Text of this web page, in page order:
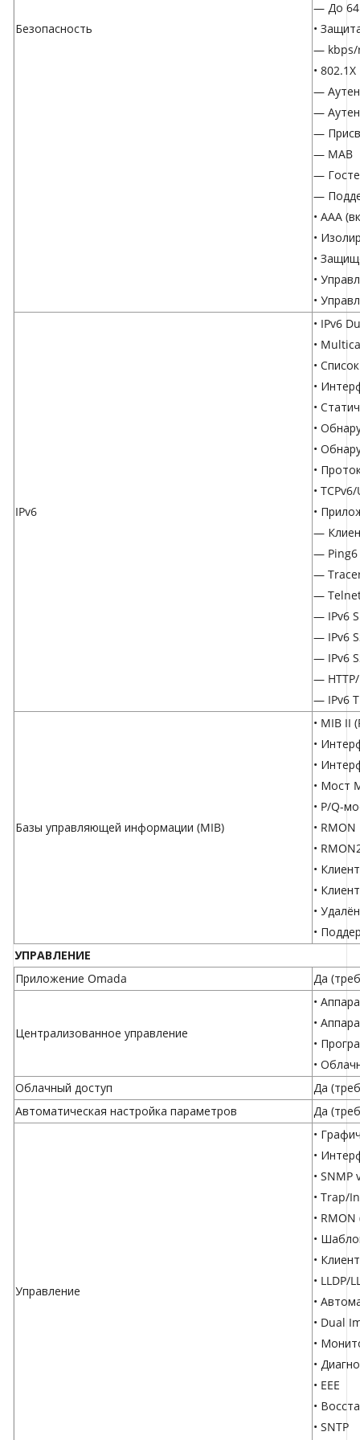
Безопасность
— До 64
•
— kbps/
• 802.1X
—
—
—
— MAB
—
—
• AAA
•
•
•
•
IPv6
• IPv6
•
•
•
•
•
•
•
•
•
—
— Ping6
—
—
— IPv6
— IPv6
— IPv6
— HTTP/
— IPv6
Базы управляющей информации (MIB)
• MIB II
•
•
• Мост
• P/Q-
• RMON
•
•
•
•
•
УПРАВЛЕНИЕ
Приложение Omada
Да
Централизованное управление
•
•
•
•
Облачный доступ
Да
Автоматическая настройка параметров
Да
Управление
•
•
• SNMP
• Trap/
• RMON
•
•
• LLDP/
•
• Dual
•
•
• EEE
•
• SNTP